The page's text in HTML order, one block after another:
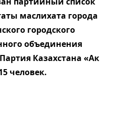
маслихата города
городского
объединения
Казахстана «Ак
человек.